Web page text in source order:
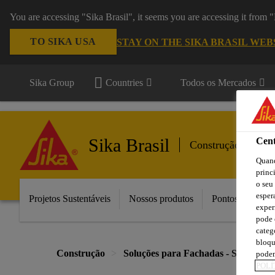
You are accessing "Sika Brasil", it seems you are accessing it
TO SIKA USA STAY ON THE SIKA BRASIL
Sika Group Countries Todos os Mercados
Sika Brasil Construção
Projetos Sustentáveis Nossos produtos Pontos de
Construção Soluções para Fachadas - Sika
o
pode